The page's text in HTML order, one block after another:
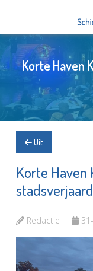
Korte Haven
Uit
Korte Haven
Redactie